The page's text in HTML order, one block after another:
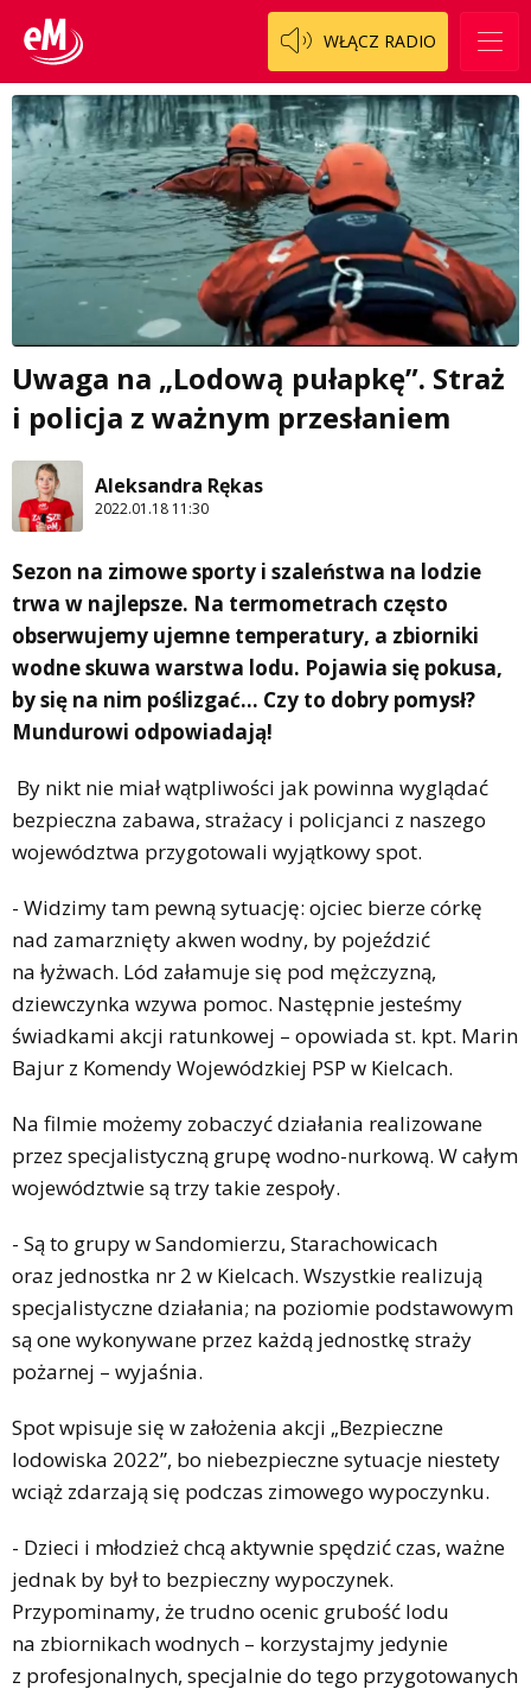
WŁĄCZ RADIO
Uwaga na „Lodową pułapkę”. Straż
i policja z ważnym przesłaniem
Aleksandra Rękas
2022.01.18 11:30
Sezon na zimowe sporty i szaleństwa na lodzie
trwa w najlepsze. Na termometrach często
obserwujemy ujemne temperatury, a zbiorniki
wodne skuwa warstwa lodu. Pojawia się pokusa,
by się na nim poślizgać… Czy to dobry pomysł?
Mundurowi odpowiadają!
By nikt nie miał wątpliwości jak powinna wyglądać
bezpieczna zabawa, strażacy i policjanci z naszego
województwa przygotowali wyjątkowy spot.
- Widzimy tam pewną sytuację: ojciec bierze córkę
nad zamarznięty akwen wodny, by pojeździć
na łyżwach. Lód załamuje się pod mężczyzną,
dziewczynka wzywa pomoc. Następnie jesteśmy
świadkami akcji ratunkowej – opowiada st. kpt. Marin
Bajur z Komendy Wojewódzkiej PSP w Kielcach.
Na filmie możemy zobaczyć działania realizowane
przez specjalistyczną grupę wodno-nurkową. W całym
województwie są trzy takie zespoły.
- Są to grupy w Sandomierzu, Starachowicach
oraz jednostka nr 2 w Kielcach. Wszystkie realizują
specjalistyczne działania; na poziomie podstawowym
są one wykonywane przez każdą jednostkę straży
pożarnej – wyjaśnia.
Spot wpisuje się w założenia akcji „Bezpieczne
lodowiska 2022”, bo niebezpieczne sytuacje niestety
wciąż zdarzają się podczas zimowego wypoczynku.
- Dzieci i młodzież chcą aktywnie spędzić czas, ważne
jednak by był to bezpieczny wypoczynek.
Przypominamy, że trudno ocenic grubość lodu
na zbiornikach wodnych – korzystajmy jedynie
z profesjonalnych, specjalnie do tego przygotowanych